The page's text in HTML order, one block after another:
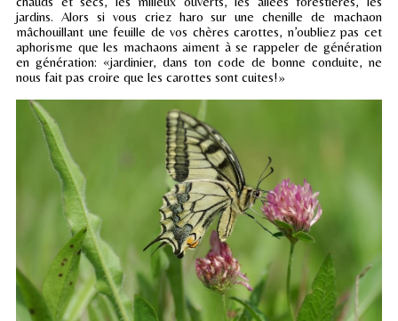
jardins. Alors si vous criez haro sur une chenille de machaon
mâchouillant une feuille de vos chères carottes, n’oubliez pas cet
aphorisme que les machaons aiment à se rappeler de génération
en génération: «jardinier, dans ton code de bonne conduite, ne
nous fait pas croire que les carottes sont cuites!»